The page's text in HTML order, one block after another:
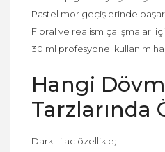
Pastel mor geçişlerinde
Floral ve realism çalışmaları
30 ml profesyonel kullanım
Hangi
Tarzlarında
Dark Lilac özellikle;